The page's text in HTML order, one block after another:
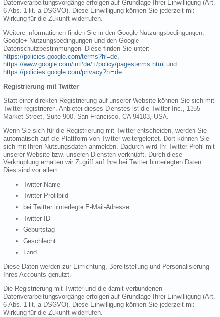
Datenverarbeitungsvorgänge erfolgen auf Grundlage Ihrer Einwilligung (Art.
6 Abs. 1 lit. a DSGVO). Diese Einwilligung können Sie jederzeit mit
Wirkung für die Zukunft widerrufen.
Weitere Informationen finden Sie in den Google-Nutzungsbedingungen,
Google+-Nutzungsbedingungen und den Google-
Datenschutzbestimmungen. Diese finden Sie unter:
https://policies.google.com/terms?hl=de,
https://www.google.com/intl/de/+/policy/pagesterms.html und
https://policies.google.com/privacy?hl=de.
Registrierung mit Twitter
Statt einer direkten Registrierung auf unserer Website können Sie sich mit
Twitter registrieren. Anbieter dieses Dienstes ist die Twitter Inc., 1355
Market Street, Suite 900, San Francisco, CA 94103, USA.
Wenn Sie sich für die Registrierung mit Twitter entscheiden, werden Sie
automatisch auf die Plattform von Twitter weitergeleitet. Dort können Sie
sich mit Ihren Nutzungsdaten anmelden. Dadurch wird Ihr Twitter-Profil mit
unserer Website bzw. unseren Diensten verknüpft. Durch diese
Verknüpfung erhalten wir Zugriff auf Ihre bei Twitter hinterlegten Daten.
Dies sind vor allem:
Twitter-Name
Twitter-Profilbild
bei Twitter hinterlegte E-Mail-Adresse
Twitter-ID
Geburtstag
Geschlecht
Land
Diese Daten werden zur Einrichtung, Bereitstellung und Personalisierung
Ihres Accounts genutzt.
Die Registrierung mit Twitter und die damit verbundenen
Datenverarbeitungsvorgänge erfolgen auf Grundlage Ihrer Einwilligung (Art.
6 Abs. 1 lit. a DSGVO). Diese Einwilligung können Sie jederzeit mit
Wirkung für die Zukunft widerrufen.